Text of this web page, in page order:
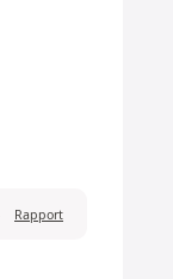
Rapport